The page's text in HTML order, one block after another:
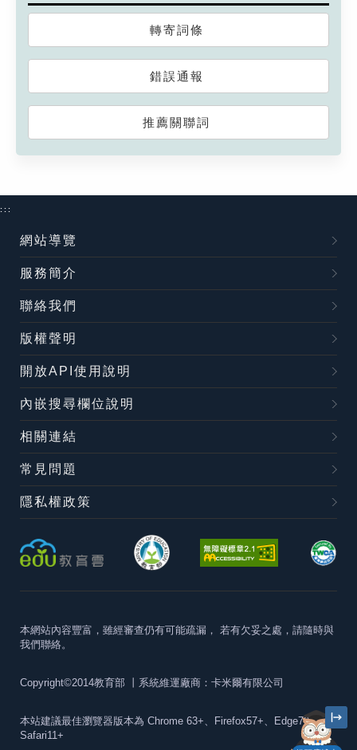
轉寄詞條
錯誤通報
推薦關聯詞
:::
網站導覽
服務簡介
聯絡我們
版權聲明
開放API使用說明
內嵌搜尋欄位說明
相關連結
常見問題
隱私權政策
本網站內容豐富，雖經審查仍有可能疏漏， 若有欠妥之處，請隨時與
我們聯絡。
Copyright©2014教育部 丨系統維運廠商：卡米爾有限公司
本站建議最佳瀏覽器版本為 Chrome 63+、Firefox57+、Edge79+及
Safari11+